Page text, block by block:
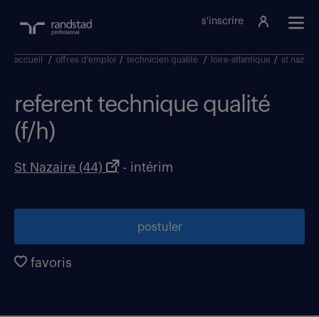
s'inscrire
accueil / offres d'emploi / technicien qualité / loire-atlantique / st nazaire
referent technique qualité
(f/h)
St Nazaire (44) - intérim
postuler
favoris